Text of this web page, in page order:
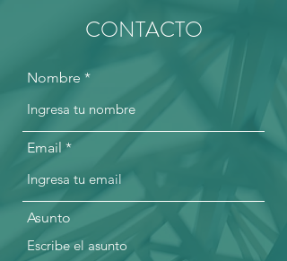
CONTACTO
Nombre
Email
Asunto